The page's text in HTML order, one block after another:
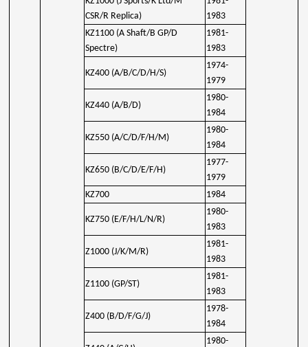
CSR/R Replica)
1983
KZ1100 (A Shaft/B GP/D
Spectre)
1981-
1983
KZ400 (A/B/C/D/H/S)
1974-
1979
KZ440 (A/B/D)
1980-
1984
KZ550 (A/C/D/F/H/M)
1980-
1984
KZ650 (B/C/D/E/F/H)
1977-
1979
KZ700
1984
KZ750 (E/F/H/L/N/R)
1980-
1983
Z1000 (J/K/M/R)
1981-
1983
Z1100 (GP/ST)
1981-
1983
Z400 (B/D/F/G/J)
1978-
1984
1980-